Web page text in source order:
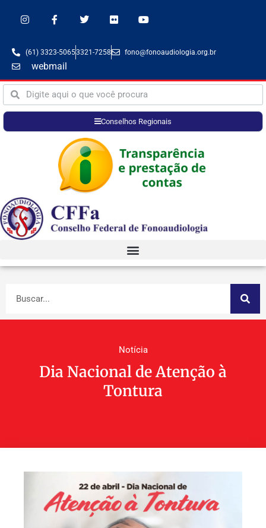
(61) 3323-50653321-7258 fono@fonoaudiologia.org.br
webmail
Conselhos Regionais
Notícia
Dia Nacional de Atenção à
Tontura